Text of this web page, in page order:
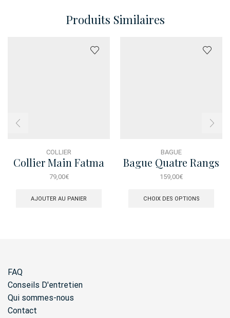
Produits Similaires
COLLIER
Collier Main Fatma
Nacre Rose
79,00€
AJOUTER AU PANIER
BAGUE
Bague Quatre Rangs
159,00€
CHOIX DES OPTIONS
FAQ
Conseils D'entretien
Qui sommes-nous
Contact